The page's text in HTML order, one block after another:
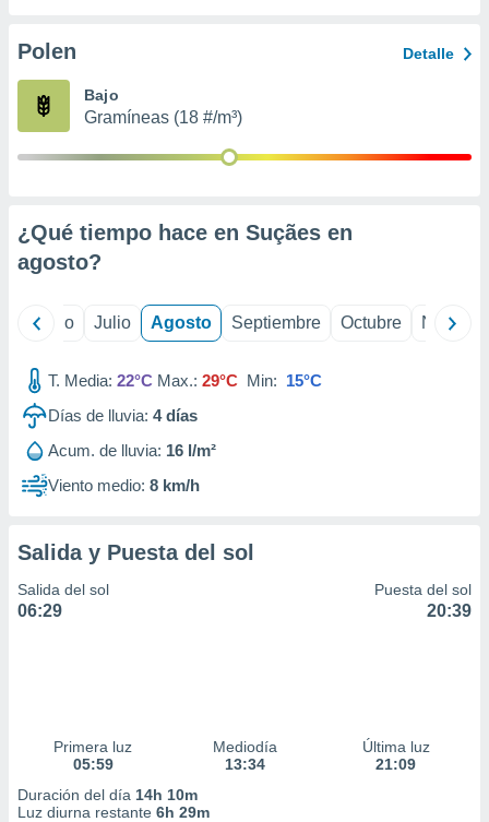
e
mediante
de
1199
Polen Detalle
Bajo
Gramíneas (18 #/m³)
¿Qué tiempo hace en Suçães en
agosto?
Junio Julio Agosto Septiembre Octubre
T. Media: 22°C Max.: 29°C Min: 15°C
Días de lluvia: 4días
Acum. de lluvia: 16 l/m²
Viento medio: 8 km/h
Salida y Puesta del sol
Salida del sol
06:29
Puesta del sol
20:39
Primera luz
05:59
Mediodía
13:34
Última luz
21:09
Duración del día 14h 10m
Luz diurna restante 6h 29m